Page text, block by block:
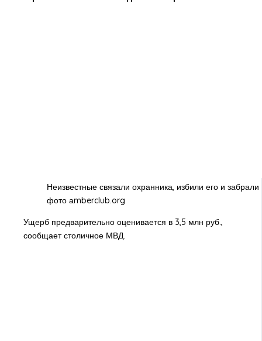
Неизвестные связали охранника, избили его и
фото аmberclub.org
Ущерб предварительно оценивается в 3,5 млн руб.,
сообщает столичное МВД.